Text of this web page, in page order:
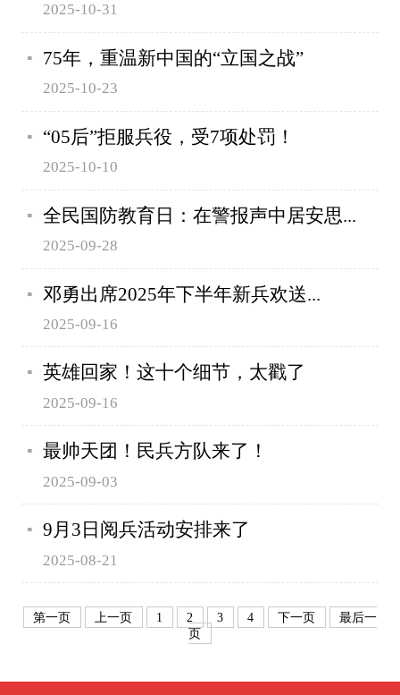
2025-10-31
75年，重温新中国的“立国之战”
2025-10-23
“05后”拒服兵役，受7项处罚！
2025-10-10
全民国防教育日：在警报声中居安思...
2025-09-28
邓勇出席2025年下半年新兵欢送...
2025-09-16
英雄回家！这十个细节，太戳了
2025-09-16
最帅天团！民兵方队来了！
2025-09-03
9月3日阅兵活动安排来了
2025-08-21
第一页 上一页 1 2 3 4 下一页
最后一
页